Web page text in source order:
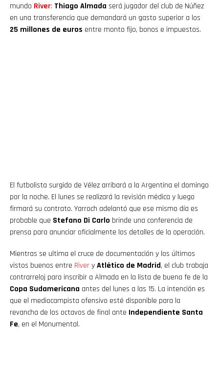
mundo River: Thiago Almada será jugador del club de Núñez
en una transferencia que demandará un gasto superior a los
25 millones de euros entre monto fijo, bonos e impuestos.
El futbolista surgido de Vélez arribará a la Argentina el domingo
por la noche. El lunes se realizará la revisión médica y luego
firmará su contrato. Yarroch adelantó que ese mismo día es
probable que Stefano Di Carlo brinde una conferencia de
prensa para anunciar oficialmente los detalles de la operación.
Mientras se ultima el cruce de documentación y los últimos
vistos buenos entre RiveryAtlético de Madrid, el club trabaja
contrarreloj para inscribir a Almada en la lista de buena fe de la
Copa Sudamericana antes del lunes a las 15. La intención es
que el mediocampista ofensivo esté disponible para la
revancha de los octavos de final ante Independiente Santa
Fe, en el Monumental.